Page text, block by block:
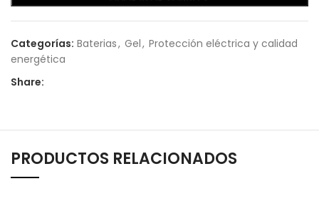
Categorías: Baterias, Gel, Protección eléctrica y calidad
energética
Share:
PRODUCTOS RELACIONADOS